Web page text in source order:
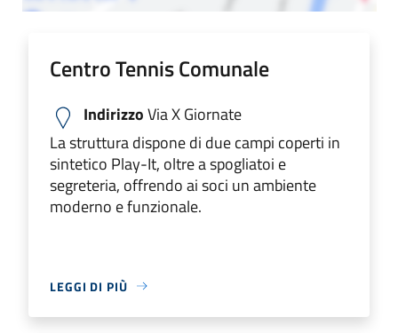
Centro Tennis Comunale
IndirizzoVia X Giornate
La struttura dispone di due campi coperti in
sintetico Play-It, oltre a spogliatoi e
segreteria, offrendo ai soci un ambiente
moderno e funzionale.
LEGGI DI PIÙ